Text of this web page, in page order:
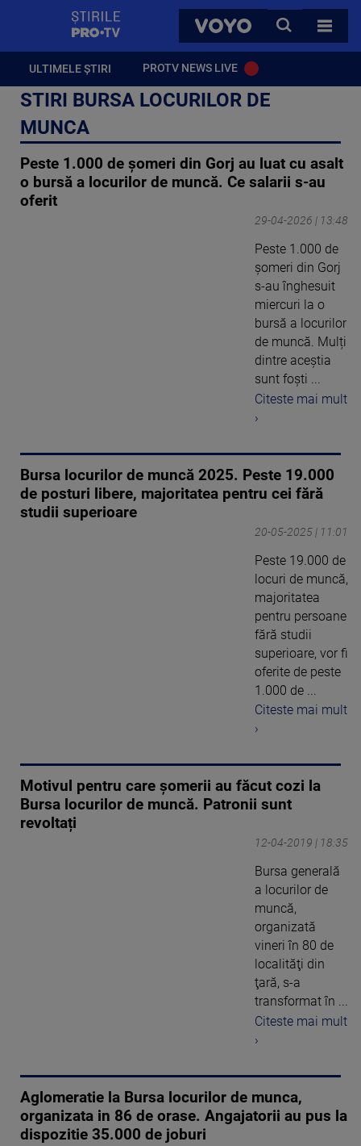
VOYO
CAUTA
TOATE
ULTIMELE ȘTIRI PROTV NEWS LIVE
STIRI BURSA LOCURILOR DE
MUNCA
Peste 1.000 de șomeri din Gorj au luat cu asalt
o bursă a locurilor de muncă. Ce salarii s-au
oferit
29-04-2026 | 13:48
Peste 1.000 de
șomeri din Gorj
s-au înghesuit
miercuri la o
bursă a locurilor
de muncă. Mulți
dintre aceștia
sunt foști ...
Citeste mai mult
›
Bursa locurilor de muncă 2025. Peste 19.000
de posturi libere, majoritatea pentru cei fără
studii superioare
20-05-2025 | 11:01
Peste 19.000 de
locuri de muncă,
majoritatea
pentru persoane
fără studii
superioare, vor fi
oferite de peste
1.000 de ...
Citeste mai mult
›
Motivul pentru care șomerii au făcut cozi la
Bursa locurilor de muncă. Patronii sunt
revoltați
12-04-2019 | 18:35
Bursa generală
a locurilor de
muncă,
organizată
vineri în 80 de
localităţi din
ţară, s-a
transformat în ...
Citeste mai mult
›
Aglomeratie la Bursa locurilor de munca,
organizata in 86 de orase. Angajatorii au pus la
dispozitie 35.000 de joburi